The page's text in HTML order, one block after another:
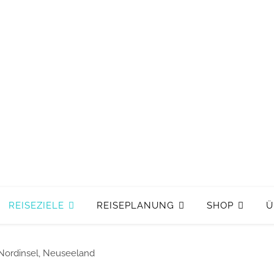
REISEZIELE REISEPLANUNG SHOP